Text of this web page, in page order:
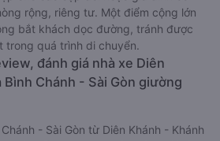
rộng, riêng tư. Một điểm cộng lớn
bắt khách dọc đường, tránh được
trong quá trình di chuyển.
đánh giá nhà xe Diên
Bình Chánh - Sài Gòn giường
- Sài Gòn từ Diên Khánh - Khánh